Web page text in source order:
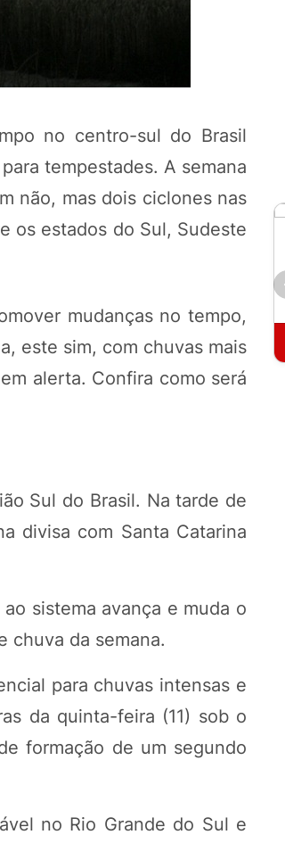
no centro-sul do Brasil
tempestades. A semana
não, mas dois ciclones nas
os estados do Sul, Sudeste
mudanças no tempo,
este sim, com chuvas mais
alerta. Confira como será
Sul do Brasil. Na tarde de
divisa com Santa Catarina
sistema avança e muda o
chuva da semana.
para chuvas intensas e
da quinta-feira (11) sob o
formação de um segundo
no Rio Grande do Sul e
COMPRAR